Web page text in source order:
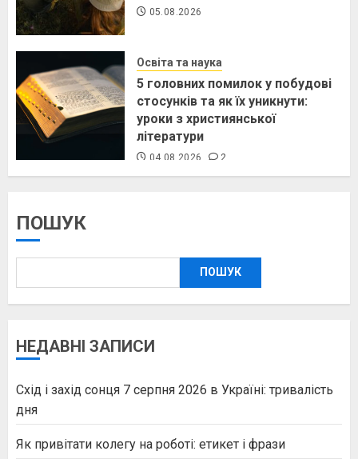
05.08.2026
Освіта та наука
5 головних помилок у побудові
стосунків та як їх уникнути:
уроки з християнської
літератури
04.08.2026 2
ПОШУК
ПОШУК
НЕДАВНІ ЗАПИСИ
Схід і захід сонця 7 серпня 2026 в Україні: тривалість
дня
Як привітати колегу на роботі: етикет і фрази